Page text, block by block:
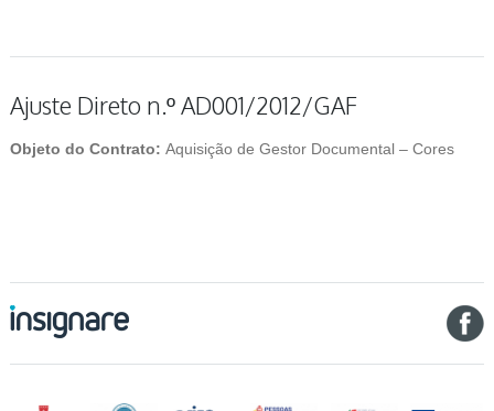
Ajuste Direto n.º AD001/2012/GAF
Objeto do Contrato: Aquisição de Gestor Documental – Cores